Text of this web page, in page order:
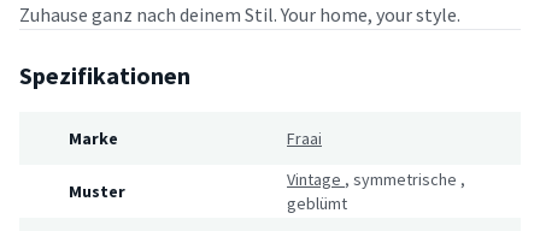
Zuhause ganz nach deinem Stil. Your home, your style.
Spezifikationen
Marke Fraai
Muster
Vintage , symmetrische ,
geblümt